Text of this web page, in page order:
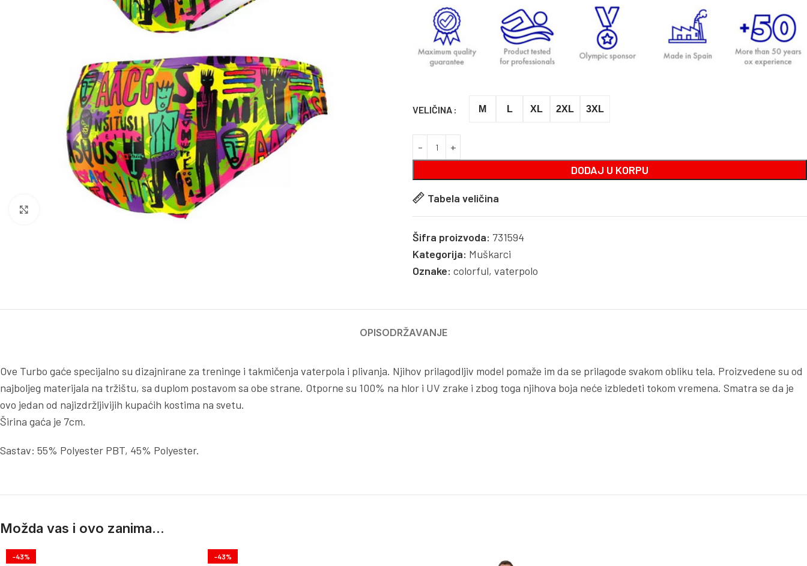
Kliknite za uvećanje
VELIČINA M L XL 2XL 3XL
DODAJ U KORPU
Tabela veličina
Šifra proizvoda: 731594
Kategorija: Muškarci
Oznake: colorful, vaterpolo
OPISODRŽAVANJE
Ove Turbo gaće specijalno su dizajnirane za treninge i takmičenja vaterpola i plivanja. Njihov prilagodljiv model pomaže im da se prilagode svakom obliku tela. Proizvedene su od
najboljeg materijala na tržištu, sa duplom postavom sa obe strane. Otporne su 100% na hlor i UV zrake i zbog toga njihova boja neće izbledeti tokom vremena. Smatra se da je
ovo jedan od najizdržljivijih kupaćih kostima na svetu.
Širina gaća je 7cm.
Sastav: 55% Polyester PBT, 45% Polyester.
Možda vas i ovo zanima...
-43% -43%